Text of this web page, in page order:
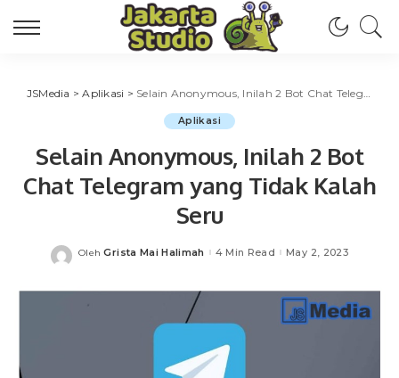
JSMedia >Aplikasi > Selain Anonymous, Inilah 2 Bot Chat Telegram yang Tidak Kalah Seru
Aplikasi
Selain Anonymous, Inilah 2 Bot
Chat Telegram yang Tidak Kalah
Seru
Posted
Oleh Grista Mai Halimah 4 Min Read May 2, 2023